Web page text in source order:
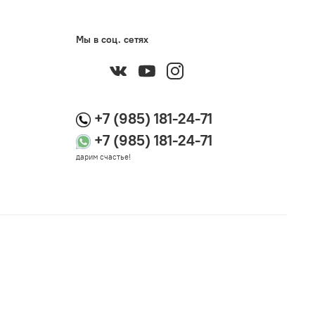
Мы в соц. сетях
+7 (985) 181-24-71
+7 (985) 181-24-71
дарим счастье!